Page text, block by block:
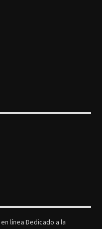
línea Dedicado a la